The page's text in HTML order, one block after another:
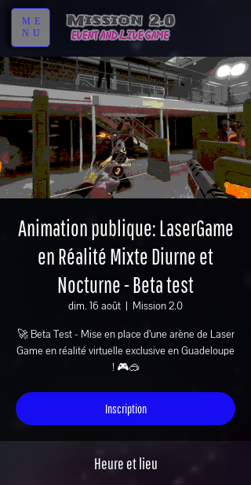
ME
NU
Animation publique: LaserGame
en Réalité Mixte Diurne et
Nocturne - Beta test
dim. 16 août
  |
Mission 2.0
🚀 Beta Test - Mise en place d’une arène de Laser
Game en réalité virtuelle exclusive en Guadeloupe
! 🎮🥽
Inscription
Heure et lieu